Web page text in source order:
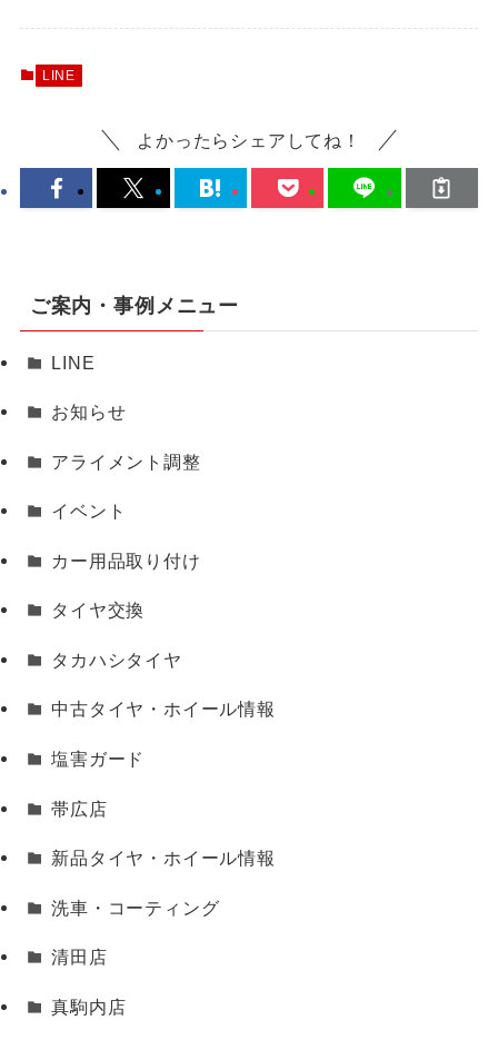
LINE
よかったらシェアしてね！
ご案内・事例メニュー
LINE
お知らせ
アライメント調整
イベント
カー用品取り付け
タイヤ交換
タカハシタイヤ
中古タイヤ・ホイール情報
塩害ガード
帯広店
新品タイヤ・ホイール情報
洗車・コーティング
清田店
真駒内店